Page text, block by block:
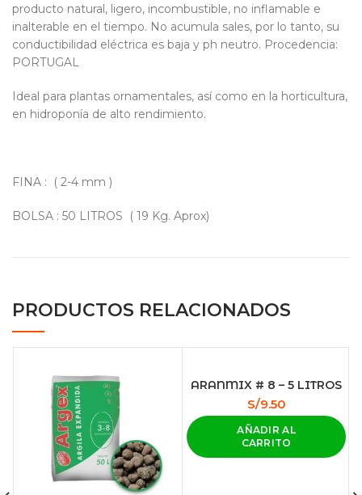
producto natural, ligero, incombustible, no inflamable e
inalterable en el tiempo. No acumula sales, por lo tanto, su
conductibilidad eléctrica es baja y ph neutro. Procedencia:
PORTUGAL
Ideal para plantas ornamentales, así como en la horticultura,
en hidroponía de alto rendimiento.
FINA : ( 2-4 mm )
BOLSA : 50 LITROS ( 19 Kg. Aprox)
PRODUCTOS RELACIONADOS
ARANMIX # 8 – 5 LITROS
S/9.50
AÑADIR AL
CARRITO